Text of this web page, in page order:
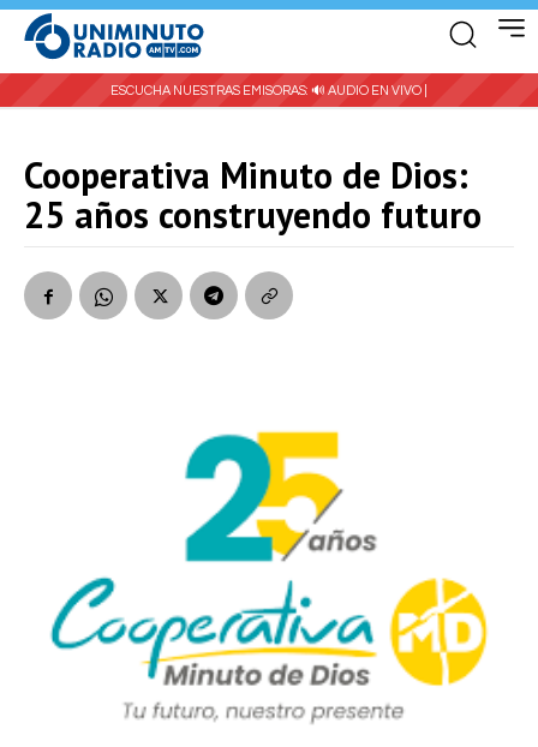
ESCUCHA NUESTRAS EMISORAS: 🔊 AUDIO EN VIVO |
Cooperativa Minuto de Dios:
25 años construyendo futuro